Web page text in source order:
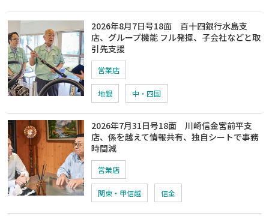
2026年8月7日号18面 百十四銀行水島支
店、グループ機能 フル発揮、子会社などと取
引先支援
営業店
地銀 中・四国
2026年7月31日号18面 川崎信金宮前平支
店、係を越えて情報共有、独自シートで事務
時間減
営業店
関東・甲信越 信金